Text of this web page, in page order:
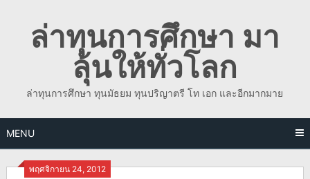
contentล่าทุนการศึกษา มา
ลุ้นให้ทั่วโลก
ล่าทุนการศึกษา ทุนมัธยม ทุนปริญาตรี โท เอก และอีกมากมาย
MENU
พฤศจิกายน 24, 2012